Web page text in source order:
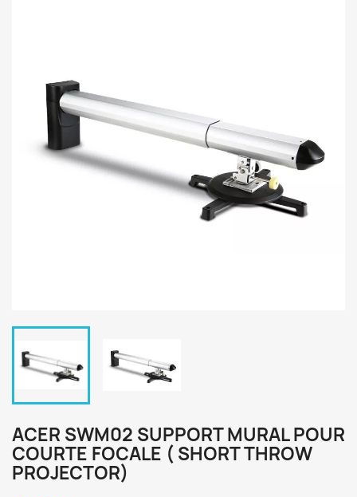
ACER SWM02 SUPPORT MURAL POUR
COURTE FOCALE ( SHORT THROW
PROJECTOR)